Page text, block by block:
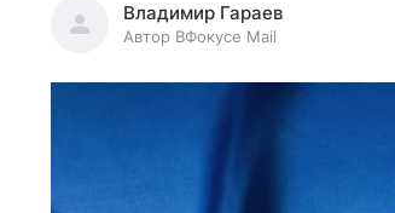
Владимир Гараев
Автор ВФокусе Mail